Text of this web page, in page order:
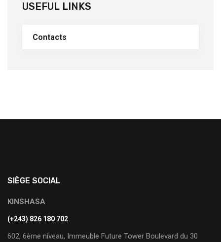
USEFUL LINKS
Contacts
SIÈGE SOCIAL
KINSHASA
(+243) 826 180 702
602, 6ème niveau, Immeuble Future Tower Boulevard du 30